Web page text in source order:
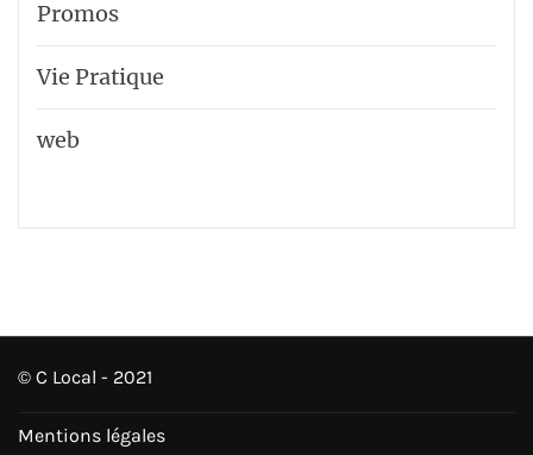
Promos
Vie Pratique
web
© C Local - 2021
Mentions légales